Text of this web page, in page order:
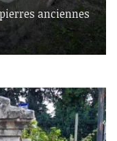
anciennes